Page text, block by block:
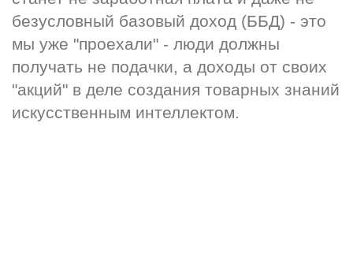
безусловный базовый доход (ББД) - это
мы уже "проехали" - люди должны
получать не подачки, а доходы от своих
"акций" в деле создания товарных знаний
искусственным интеллектом.